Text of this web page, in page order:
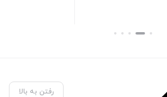
بستن
رفتن به بالا